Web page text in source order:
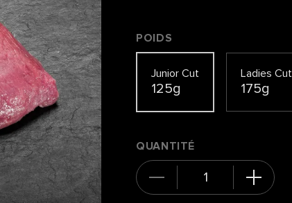
POIDS
Junior Cut
125g
Ladies Cut
175g
QUANTITÉ